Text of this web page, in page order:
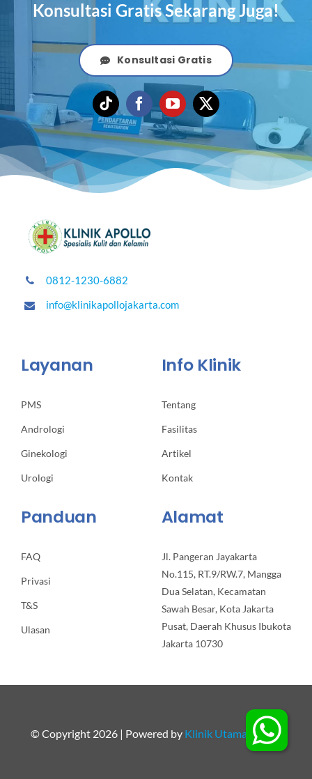
Konsultasi Gratis Sekarang Juga!
Konsultasi Gratis
0812-1230-6882
info@klinikapollojakarta.com
Layanan
PMS
Andrologi
Ginekologi
Urologi
Info Klinik
Tentang
Fasilitas
Artikel
Kontak
Panduan
FAQ
Privasi
T&S
Ulasan
Alamat
Jl. Pangeran Jayakarta
No.115, RT.9/RW.7, Mangga
Dua Selatan, Kecamatan
Sawah Besar, Kota Jakarta
Pusat, Daerah Khusus Ibukota
Jakarta 10730
© Copyright 2026 | Powered by Klinik Utama Apollo